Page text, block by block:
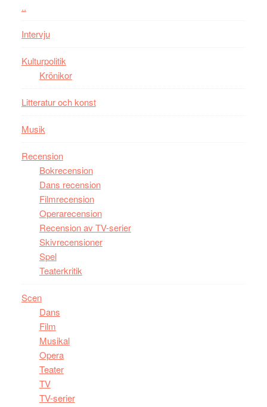
..
Intervju
Kulturpolitik
Krönikor
Litteratur och konst
Musik
Recension
Bokrecension
Dans recension
Filmrecension
Operarecension
Recension av TV-serier
Skivrecensioner
Spel
Teaterkritik
Scen
Dans
Film
Musikal
Opera
Teater
TV
TV-serier